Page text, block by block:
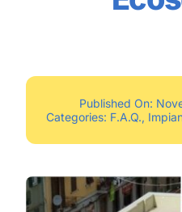
Published On:
Categories: F.A.Q.,